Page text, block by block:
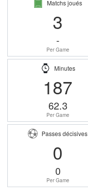
Matchs joués
3
-
Per Game
Minutes
187
62.3
Per Game
Passes décisives
0
0
Per Game